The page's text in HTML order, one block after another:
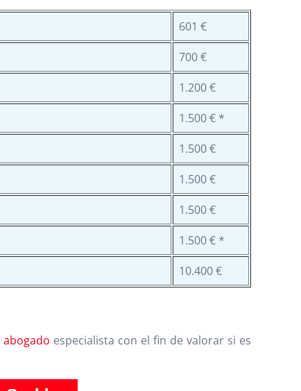
601 €
700 €
1.200 €
1.500 € *
1.500 €
1.500 €
1.500 €
1.500 € *
10.400 €
abogado especialista con el fin de valorar si es